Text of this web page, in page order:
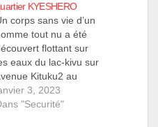
KYESHERO
corps sans vie d’un
tout nu a été
flottant sur
eaux du lac-kivu sur
Kituku2 au
Kyeshero en
de Goma .
3, 2023
"Securité"